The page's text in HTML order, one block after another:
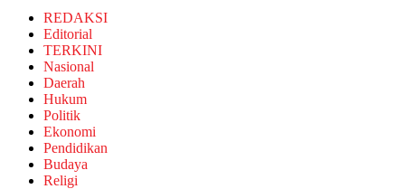
REDAKSI
Editorial
TERKINI
Nasional
Daerah
Hukum
Politik
Ekonomi
Pendidikan
Budaya
Religi